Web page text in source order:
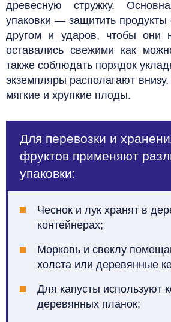
древесную стружку.
упаковки — защитить продукты
другом и ударов, чтобы они
оставались свежими как
также соблюдать порядок
экземпляры располагают
мягкие и хрупкие плоды.
Для перевозки и
фруктов применяют
упаковки:
Чеснок и лук хранят в
контейнерах;
Морковь и свеклу
холста или деревянные
Для капусты используют
деревянных планок;